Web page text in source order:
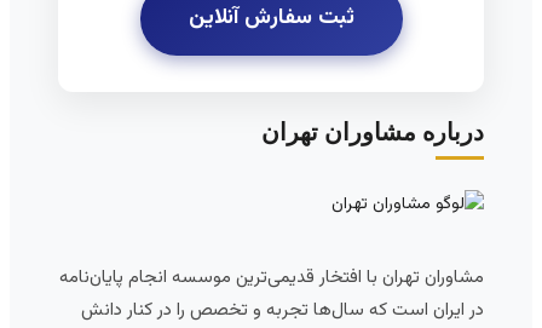
ثبت سفارش آنلاین
درباره مشاوران تهران
مشاوران تهران با افتخار قدیمی‌ترین موسسه انجام پایان‌نامه
در ایران است که سال‌ها تجربه و تخصص را در کنار دانش